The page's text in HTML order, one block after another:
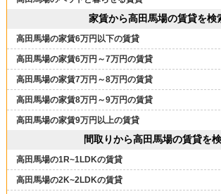
家賃から高田馬場の賃貸を検
高田馬場の家賃6万円以下の賃貸
高田馬場の家賃6万円～7万円の賃貸
高田馬場の家賃7万円～8万円の賃貸
高田馬場の家賃8万円～9万円の賃貸
高田馬場の家賃9万円以上の賃貸
間取りから高田馬場の賃貸を
高田馬場の1R~1LDKの賃貸
高田馬場の2K~2LDKの賃貸